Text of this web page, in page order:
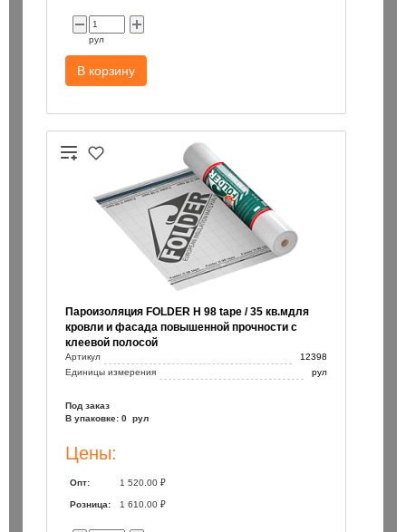
рул
В корзину
Пароизоляция FOLDER H 98 tape / 35 кв.мдля
кровли и фасада повышенной прочности с
клеевой полосой
Артикул
12398
Единицы измерения
рул
Под заказ
В упаковке: 0 рул
Цены:
Опт: 1 520.00 ₽
Розница: 1 610.00 ₽